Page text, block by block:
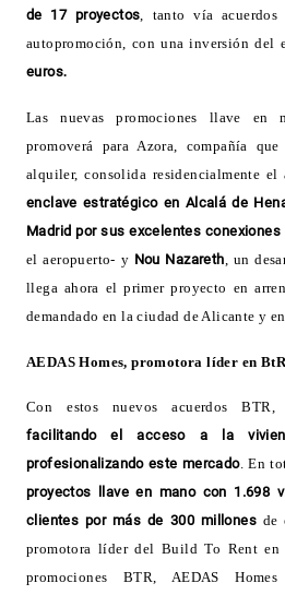
de 17 proyectos, tanto vía
autopromoción, con una inversión del
euros.
Lasnuevas promociones llave en
promoverá para Azora, compañía
alquiler, consolida residencialmente el
enclave estratégico en Alcalá de
Madrid por sus excelentes conexiones
el aeropuerto- y Nou Nazareth, un
llega ahora el primer proyecto en
demandado en la ciudad de Alicante y
AEDAS Homes, promotora líder en
Conestos nuevos acuerdos
facilitando el acceso a la
profesionalizando este mercado. En
proyectos llave en mano con 1.698
clientes por más de 300 millonesde
promotora líder del Build To Rent en
promociones BTR, AEDAS